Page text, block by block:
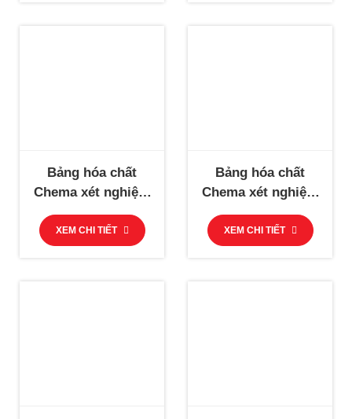
Bảng hóa chất
Chema xét nghiệm
sinh hóa (Manual)
XEM CHI TIẾT
Bảng hóa chất
Chema xét nghiệm
sinh hóa (Manual)
XEM CHI TIẾT